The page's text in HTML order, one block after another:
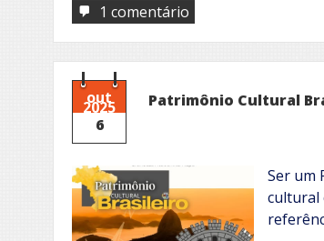
1 comentário
UNESCO
e
o
Mundial
out
2025
6
Patrimônio Cultural
Ser um
cultural